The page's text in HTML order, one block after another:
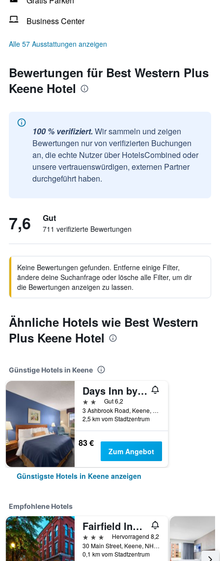
Business Center
Alle 57 Ausstattungen anzeigen
Bewertungen für Best Western Plus
Keene Hotel
100 % verifiziert. Wir sammeln und zeigen
Bewertungen nur von verifizierten Buchungen
an, die echte Nutzer über HotelsCombined oder
unsere vertrauenswürdigen, externen Partner
durchgeführt haben.
7,6 Gut
711 verifizierte Bewertungen
Keine Bewertungen gefunden. Entferne einige Filter,
ändere deine Suchanfrage oder lösche alle Filter, um dir
die Bewertungen anzeigen zu lassen.
Ähnliche Hotels wie Best Western
Plus Keene Hotel
Günstige Hotels in Keene
Days Inn by Wyndham Keene NH
2 SterneGut 6,2
3 Ashbrook Road, Keene, NH, USA
2,5 km vom Stadtzentrum
83 €
Zum Angebot
Günstigste Hotels in Keene anzeigen
Empfohlene Hotels
Fairfield Inn and Suites by Marriott Keene Downtown
3 Sterne
Hervorragend 8,2
30 Main Street, Keene, NH, USA
0,1 km vom Stadtzentrum